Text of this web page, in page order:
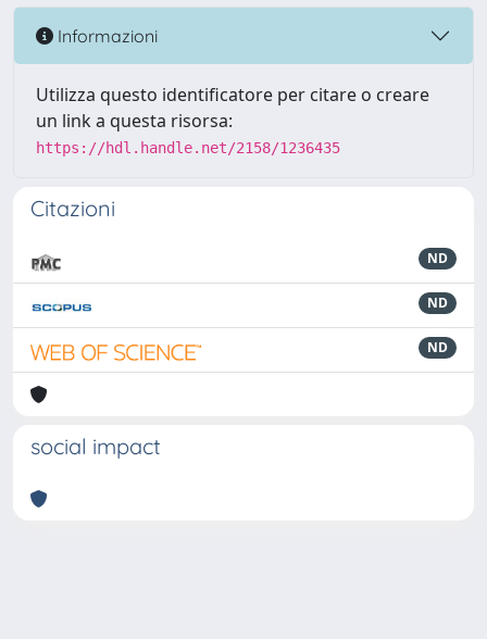
Informazioni
Utilizza questo identificatore per citare o creare
un link a questa risorsa:
https://hdl.handle.net/2158/1236435
Citazioni
ND
ND
ND
social impact